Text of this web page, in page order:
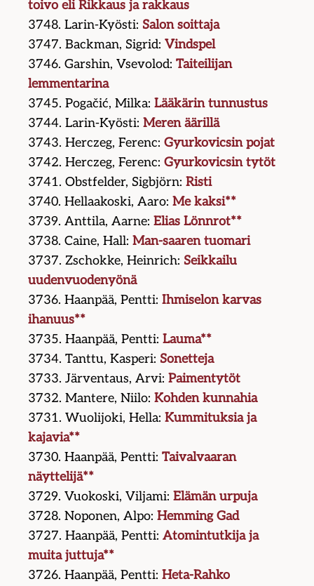
toivo eli Rikkaus ja rakkaus
3748. Larin-Kyösti:Salon soittaja
3747. Backman, Sigrid:Vindspel
3746. Garshin, Vsevolod:Taiteilijan
lemmentarina
3745. Pogačić, Milka:Lääkärin tunnustus
3744. Larin-Kyösti:Meren äärillä
3743. Herczeg, Ferenc:Gyurkovicsin pojat
3742. Herczeg, Ferenc:Gyurkovicsin tytöt
3741. Obstfelder, Sigbjörn:Risti
3740. Hellaakoski, Aaro:Me kaksi**
3739. Anttila, Aarne:Elias Lönnrot**
3738. Caine, Hall:Man-saaren tuomari
3737. Zschokke, Heinrich:Seikkailu
uudenvuodenyönä
3736. Haanpää, Pentti:Ihmiselon karvas
ihanuus**
3735. Haanpää, Pentti:Lauma**
3734. Tanttu, Kasperi:Sonetteja
3733. Järventaus, Arvi:Paimentytöt
3732. Mantere, Niilo:Kohden kunnahia
3731. Wuolijoki, Hella:Kummituksia ja
kajavia**
3730. Haanpää, Pentti:Taivalvaaran
näyttelijä**
3729. Vuokoski, Viljami:Elämän urpuja
3728. Noponen, Alpo:Hemming Gad
3727. Haanpää, Pentti:Atomintutkija ja
muita juttuja**
3726. Haanpää, Pentti:Heta-Rahko